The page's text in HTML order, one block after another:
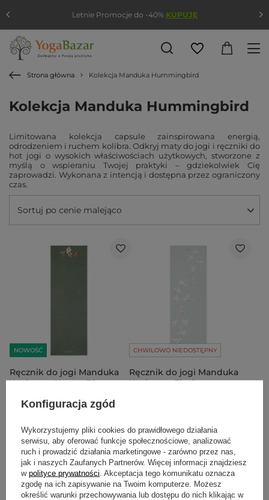
Strona główna Kolekcja Manduka Hummingbird
Kolekcja Manduka Hummingbird
Limitowana kolekcja capsule zainspirowana energią,
odrodzeniem i ruchem kolibra. Odkryj maty do jogi i ręczniki do
hot jogi o wysokich właściwościach użytkowych, stworzone z
myślą o wspieraniu Twojej praktyki – gdziekolwiek Cię
zaprowadzi. Wykonana z intencją i dostępna przez ograniczony
czas.
Sortuj po cenie malejąco
NOWOŚĆ
Ręcznik do jogi Manduka
Yogitoes - Nectar Blossom
335,00 zł
Do koszyka
CHWILOWO NIEDOSTĘPNY
Ręcznik do jogi Manduka
Yogitoes - Flock
Do koszyka
Letnie Promocje do -40% KUPUJĘ
Konfiguracja zgód
Wykorzystujemy pliki cookies do prawidłowego działania
serwisu, aby oferować funkcje społecznościowe, analizować
ruch i prowadzić działania marketingowe - zarówno przez nas,
jak i naszych Zaufanych Partnerów. Więcej informacji znajdziesz
w polityce prywatności . Akceptacja tego komunikatu oznacza
zgodę na ich zapisywanie na Twoim komputerze. Możesz
określić warunki przechowywania lub dostępu do nich klikając w